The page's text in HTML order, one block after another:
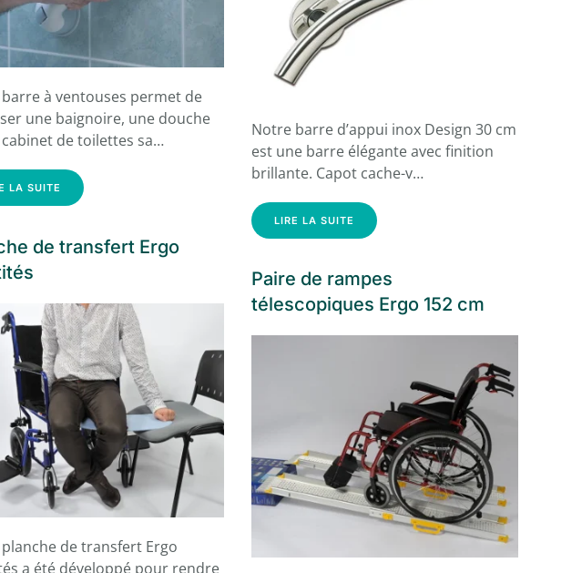
à ventouses permet de
une baignoire, une douche
de toilettes sa…
LA SUITE
Notre barre d’appui inox Design 30 cm
est une barre élégante avec finition
brillante. Capot cache-v…
LIRE LA SUITE
de transfert Ergo
de transfert Ergo
a été développé pour rendre
Paire de rampes
télescopiques Ergo 152 cm